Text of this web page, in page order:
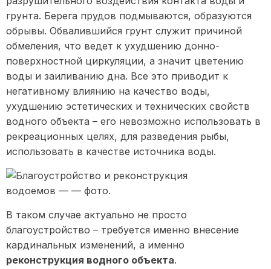
грунта. Берега прудов подмываются, образуются
обрывы. Обвалившийся грунт служит причиной
обмеления, что ведет к ухудшению донно-
поверхностной циркуляции, а значит цветению
воды и заиливанию дна. Все это приводит к
негативному влиянию на качество воды,
ухудшению эстетических и технических свойств
водного объекта – его невозможно использовать в
рекреационных целях, для разведения рыбы,
использовать в качестве источника воды.
В таком случае актуально не просто
благоустройство – требуется именно внесение
кардинальных изменений, а именно
реконструкция водного объекта.